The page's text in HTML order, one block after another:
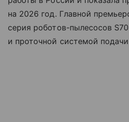
на 2026 год. Главной
серия роботов-пылесосов
и проточной системой